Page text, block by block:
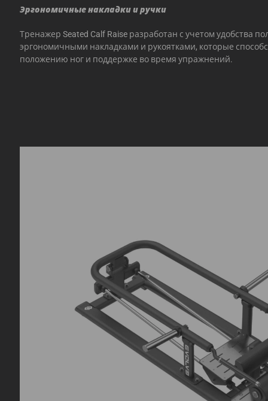
Эргономичные накладки и ручки
Тренажер Seated Calf Raise разработан с учетом удобства
эргономичными накладками и рукоятками, которые
положению ног и поддержке во время упражнений.